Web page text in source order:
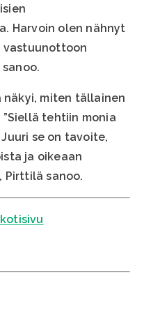
Harvoin olen nähnyt
vastuunottoon
näkyi, miten tällainen
tehtiin monia
se on tavoite,
ja oikeaan
Pirttilä sanoo.